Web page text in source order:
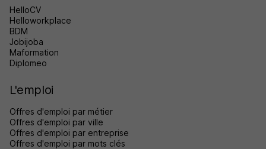
HelloCV
Helloworkplace
BDM
Jobijoba
Maformation
Diplomeo
L'emploi
Offres d'emploi par métier
Offres d'emploi par ville
Offres d'emploi par entreprise
Offres d'emploi par mots clés